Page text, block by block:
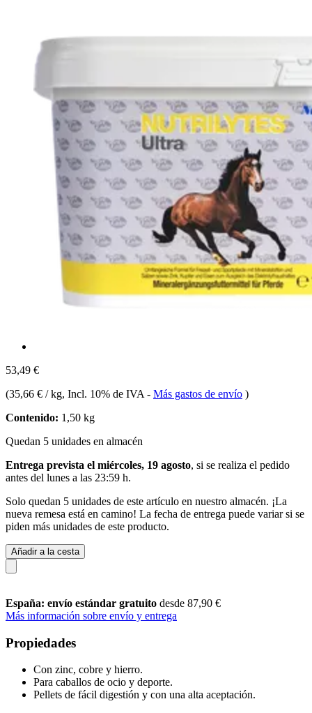
53,49 €
(35,66 € / kg, Incl. 10% de IVA - Más gastos de envío )
Contenido: 1,50 kg
Quedan 5 unidades en almacén
Entrega prevista el miércoles, 19 agosto, si se realiza el pedido
antes del lunes a las 23:59 h.
Solo quedan 5 unidades de este artículo en nuestro almacén. ¡La
nueva remesa está en camino! La fecha de entrega puede variar si se
piden más unidades de este producto.
Añadir a la cesta
España: envío estándar gratuito desde 87,90 €
Más información sobre envío y entrega
Propiedades
Con zinc, cobre y hierro.
Para caballos de ocio y deporte.
Pellets de fácil digestión y con una alta aceptación.